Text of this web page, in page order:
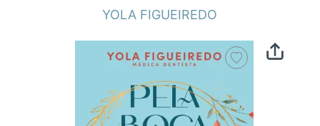
YOLA FIGUEIREDO